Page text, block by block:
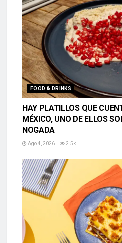
FOOD & DRINKS
HAY PLATILLOS QUE
MÉXICO, UNO DE ELLOS
NOGADA
Ago 4, 2026 2.5k